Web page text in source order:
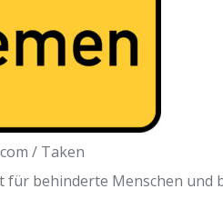
/ Taken
für behinderte Menschen